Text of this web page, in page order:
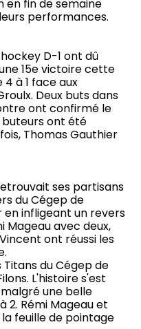
en fin de semaine
performances.
D-1 ont dû
15e victoire cette
à 1 face aux
Deux buts dans
ont confirmé le
buteurs ont été
Thomas Gauthier
ses partisans
du Cégep de
en infligeant un revers
Mageau avec deux,
ont réussi les
du Cégep de
L'histoire s'est
une belle
2. Rémi Mageau et
feuille de pointage